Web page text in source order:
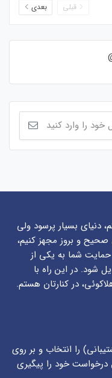
قبلی بعدی
دنیای بسیار پرسود ولی
و بروز مجهز کنیم،
حمایت شما به یکی از
شود. در این راه با
در کنارتان هستم.
) را انتخاب و بر روی
خود را پیگیری